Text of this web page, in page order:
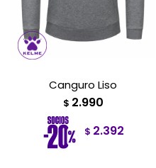
Canguro Liso
$ 2.990
$ 2.392